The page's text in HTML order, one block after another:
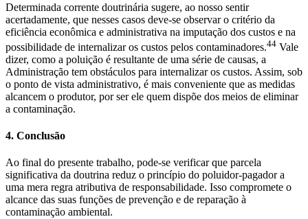
Determinada corrente doutrinária sugere, ao nosso sentir
acertadamente, que nesses casos deve-se observar o critério da
eficiência econômica e administrativa na imputação dos custos e na
possibilidade de internalizar os custos pelos contaminadores.44 Vale
dizer, como a poluição é resultante de uma série de causas, a
Administração tem obstáculos para internalizar os custos. Assim, sob
o ponto de vista administrativo, é mais conveniente que as medidas
alcancem o produtor, por ser ele quem dispõe dos meios de eliminar
a contaminação.
4. Conclusão
Ao final do presente trabalho, pode-se verificar que parcela
significativa da doutrina reduz o princípio do poluidor-pagador a
uma mera regra atributiva de responsabilidade. Isso compromete o
alcance das suas funções de prevenção e de reparação à
contaminação ambiental.